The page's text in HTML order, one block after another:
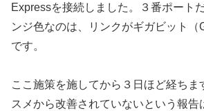
Expressを接続しました。３番ポート
ンジ色なのは、リンクがギガビット（
です。
ここ施策を施してから３日ほど経ちま
スメから改善されていないという報告